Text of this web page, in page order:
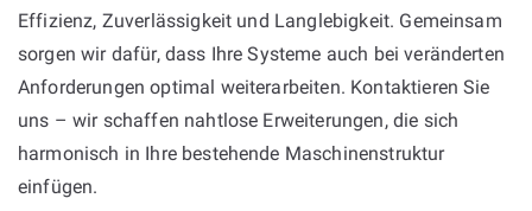
Effizienz, Zuverlässigkeit und Langlebigkeit. Gemeinsam
sorgen wir dafür, dass Ihre Systeme auch bei veränderten
Anforderungen optimal weiterarbeiten. Kontaktieren Sie
uns – wir schaffen nahtlose Erweiterungen, die sich
harmonisch in Ihre bestehende Maschinenstruktur
einfügen.